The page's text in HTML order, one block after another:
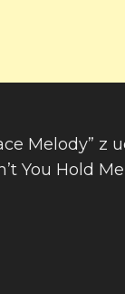
Melody” z
You Hold